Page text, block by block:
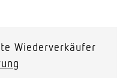
Wiederverkäufer